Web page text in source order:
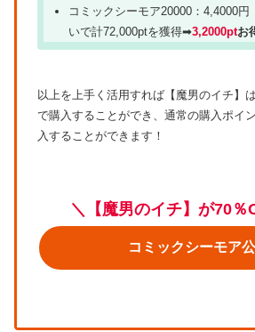
コミックシーモア20000：4,4000円
いで計72,000ptを獲得➡3,2000ptお
以上を上手く活用すれば【魔男のイチ】
で購入することができ、通常の購入ポイ
入することができます！
＼【魔男のイチ】が70％
コミックシーモア